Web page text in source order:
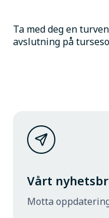
Ta med deg en
avslutning på
Vårt
Motta